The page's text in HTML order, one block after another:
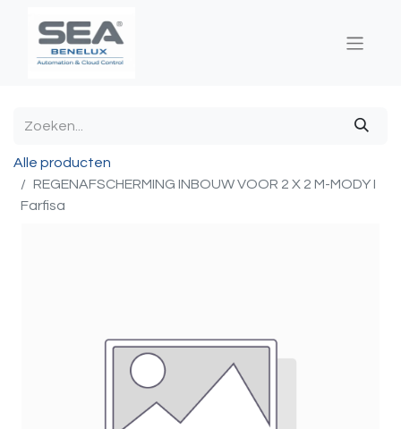
Alle producten
REGENAFSCHERMING INBOUW VOOR 2 X 2 M-MODY I
Farfisa